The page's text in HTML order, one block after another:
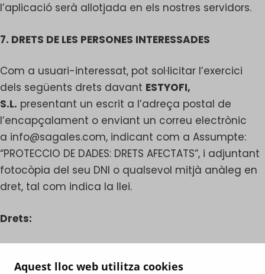
Aquest lloc web utilitza cookies
l’aplicació serà allotjada en els nostres servidors.
7. DRETS DE LES PERSONES INTERESSADES
Com a usuari-interessat, pot sol·licitar l’exercici
dels següents drets davant ESTYOFI,
S.L. presentant un escrit a l’adreça postal de
l’encapçalament o enviant un correu electrònic
a info@sagales.com, indicant com a Assumpte:
“PROTECCIO DE DADES: DRETS AFECTATS”, i adjuntant
fotocòpia del seu DNI o qualsevol mitjà anàleg en
dret, tal com indica la llei.
Drets:
obtenir informació sobre les seves dades de